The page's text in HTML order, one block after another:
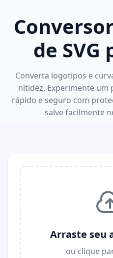
de SVG
Converta logotipos e
nitidez. Experimente
rápido e seguro com
salve facilmente
Arraste seu
ou clique